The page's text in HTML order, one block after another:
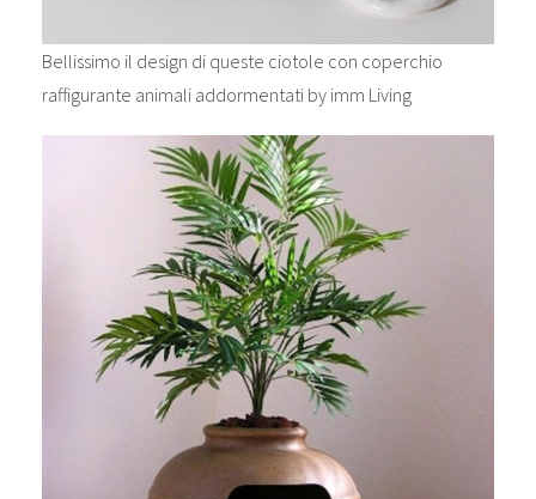
Bellissimo il design di queste ciotole con coperchio
raffigurante animali addormentati by imm Living